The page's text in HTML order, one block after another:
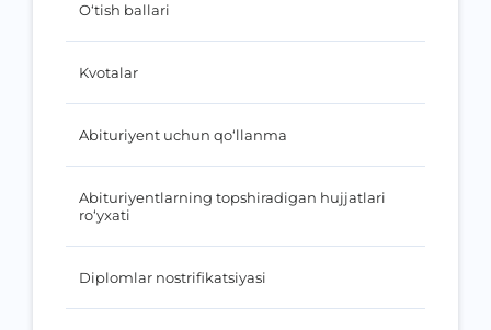
O‘tish ballari
Kvotalar
Abituriyent uchun qo‘llanma
Abituriyentlarning topshiradigan hujjatlari
ro‘yxati
Diplomlar nostrifikatsiyasi